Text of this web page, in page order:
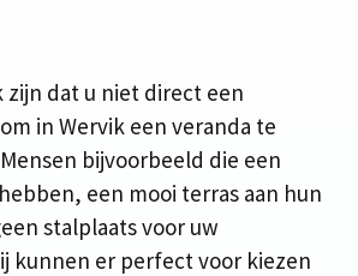
zijn dat u niet direct een
in Wervik een veranda te
bijvoorbeeld die een
een mooi terras aan hun
stalplaats voor uw
kunnen er perfect voor kiezen